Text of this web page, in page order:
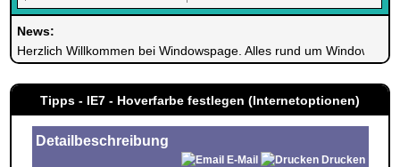
News:
Herzlich Willkommen bei Windowspage. Alles rund um Windows.
Tipps - IE7 - Hoverfarbe festlegen (Internetoptionen)
Detailbeschreibung
E-Mail
Drucken